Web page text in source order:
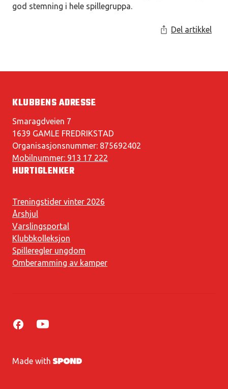
god stemning i hele spillegruppa.
Del artikkel
KLUBBENS ADRESSE
Smaragdveien 7
1639 GAMLE FREDRIKSTAD
Organisasjonsnummer: 875692402
Mobilnummer: 913 17 222
HURTIGLENKER
Treningstider vinter 2026
Årshjul
Varslingsportal
Klubbkolleksjon
Spilleregler ungdom
Omberamming av kamper
Made with